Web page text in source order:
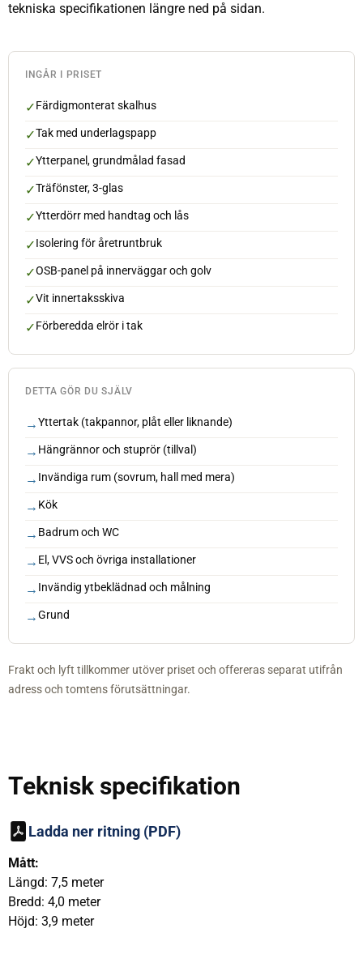
tekniska specifikationen längre ned på sidan.
INGÅR I PRISET
Färdigmonterat skalhus
Tak med underlagspapp
Ytterpanel, grundmålad fasad
Träfönster, 3-glas
Ytterdörr med handtag och lås
Isolering för åretruntbruk
OSB-panel på innerväggar och golv
Vit innertaksskiva
Förberedda elrör i tak
DETTA GÖR DU SJÄLV
Yttertak (takpannor, plåt eller liknande)
Hängrännor och stuprör (tillval)
Invändiga rum (sovrum, hall med mera)
Kök
Badrum och WC
El, VVS och övriga installationer
Invändig ytbeklädnad och målning
Grund
Frakt och lyft tillkommer utöver priset och offereras separat utifrån
adress och tomtens förutsättningar.
Teknisk specifikation
Ladda ner ritning (PDF)
Mått:
Längd: 7,5 meter
Bredd: 4,0 meter
Höjd: 3,9 meter